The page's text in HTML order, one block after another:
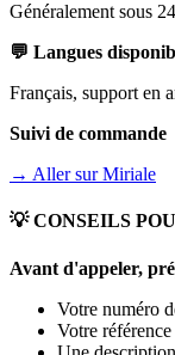
Généralement sous
💬 Langues
Français, support en
Suivi de commande
→ Aller surMiriale
💡 CONSEILS
Avant d'appeler,
Votre numéro
Votre